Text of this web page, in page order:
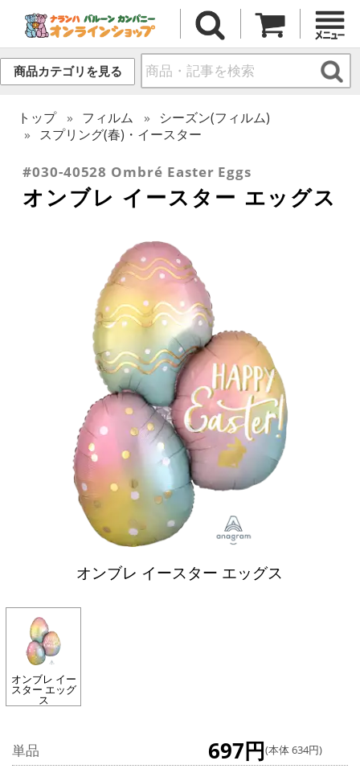
商品カテゴリを見る
トップ フィルム
シーズン(フィルム)
スプリング(春)・イースター
#030-40528 Ombré Easter Eggs
オンブレ イースター エッグス
オンブレ イースター エッグス
オンブレ イー
スター エッグ
ス
単品 697円(本体 634円)